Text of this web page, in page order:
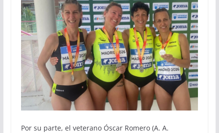
Por su parte, el veterano Óscar Romero (A. A.